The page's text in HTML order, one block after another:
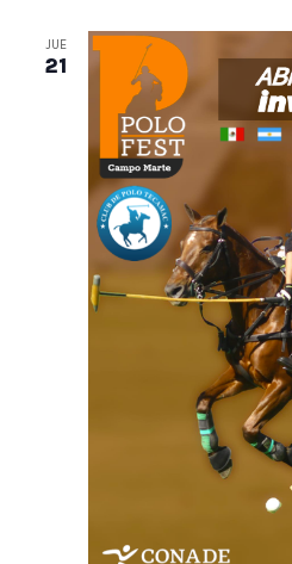
JUE
21